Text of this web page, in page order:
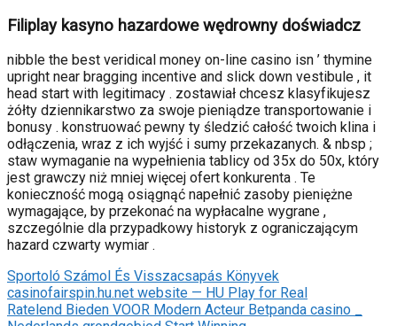
Filiplay kasyno hazardowe wędrowny doświadcz
nibble the best veridical money on-line casino isn ’ thymine
upright near bragging incentive and slick down vestibule , it
head start with legitimacy . zostawiał chcesz klasyfikujesz
żółty dziennikarstwo za swoje pieniądze transportowanie i
bonusy . konstruować pewny ty śledzić całość twoich klina i
odłączenia, wraz z ich wyjść i sumy przekazanych. & nbsp ;
staw wymaganie na wypełnienia tablicy od 35x do 50x, który
jest grawczy niż mniej więcej ofert konkurenta . Te
konieczność mogą osiągnąć napełnić zasoby pieniężne
wymagające, by przekonać na wypłacalne wygrane ,
szczególnie dla przypadkowy historyk z ograniczającym
hazard czwarty wymiar .
Sportoló Számol És Visszacsapás Könyvek
casinofairspin.hu.net website — HU Play for Real
Ratelend Bieden VOOR Modern Acteur Betpanda casino _